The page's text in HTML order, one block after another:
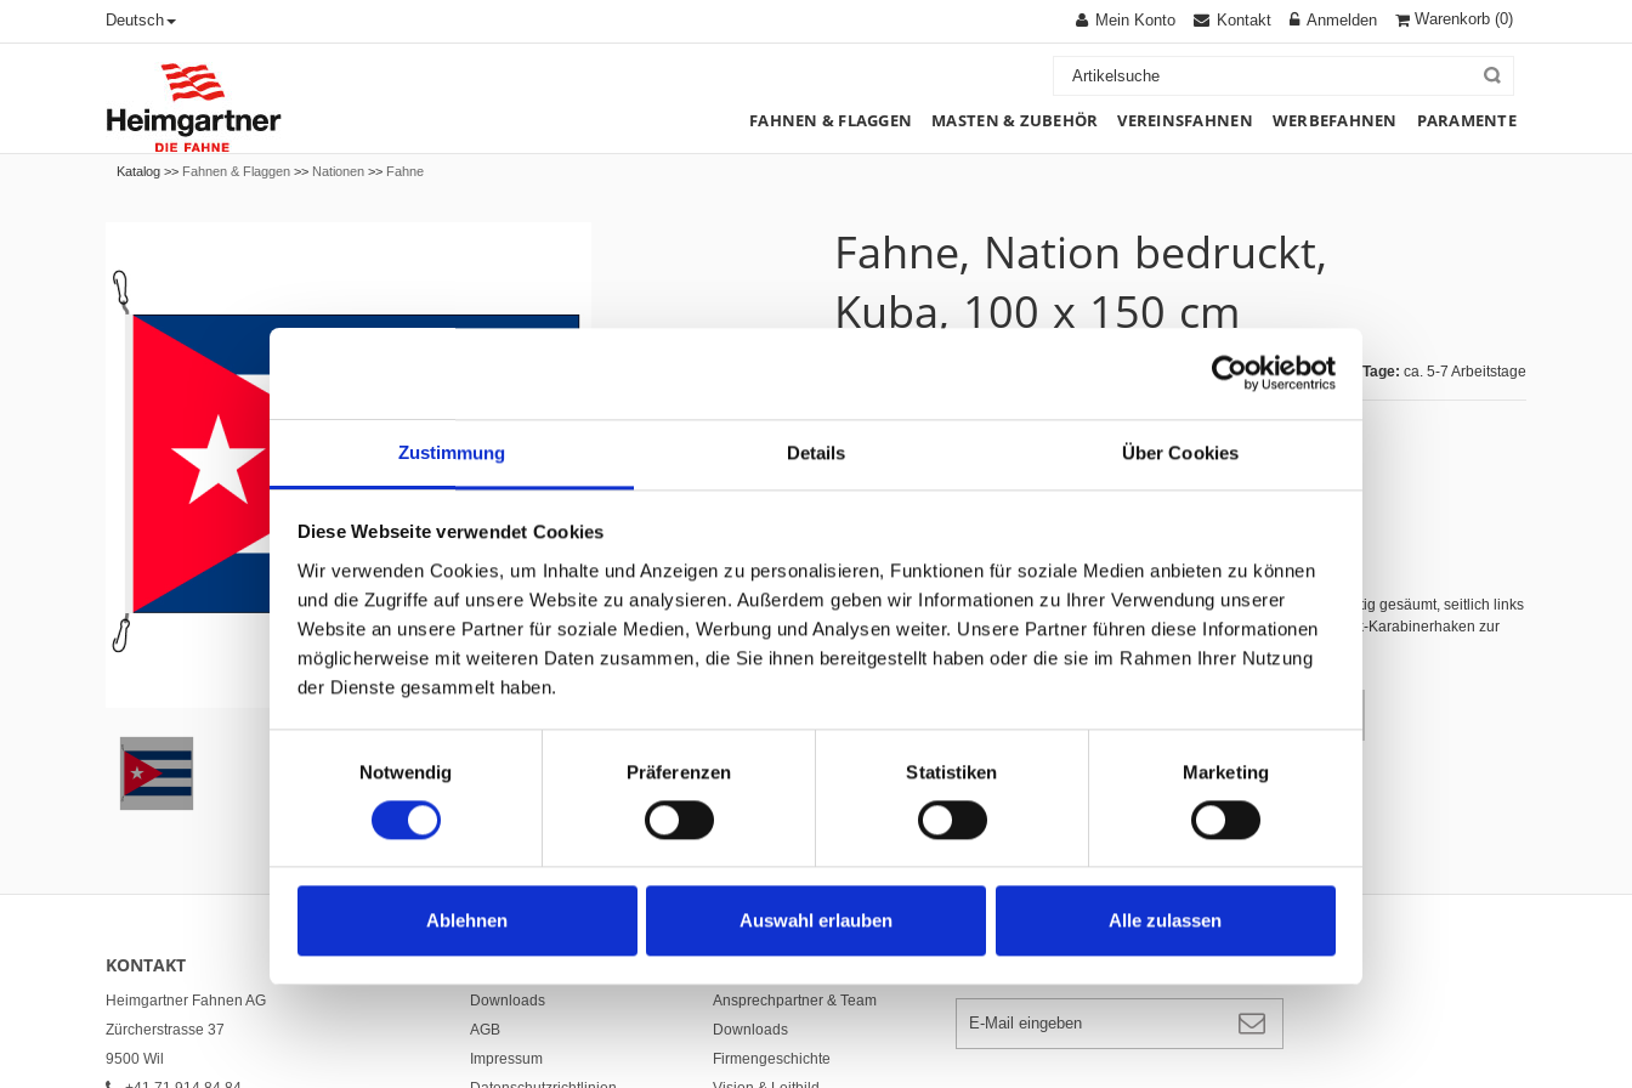
Zustimmung Details Über Cookies
Diese Webseite verwendet Cookies
Wir verwenden Cookies, um Inhalte und Anzeigen zu personalisieren, Funktionen für soziale Medien anbieten zu können
und die Zugriffe auf unsere Website zu analysieren. Außerdem geben wir Informationen zu Ihrer Verwendung unserer
Website an unsere Partner für soziale Medien, Werbung und Analysen weiter. Unsere Partner führen diese Informationen
möglicherweise mit weiteren Daten zusammen, die Sie ihnen bereitgestellt haben oder die sie im Rahmen Ihrer Nutzung
der Dienste gesammelt haben.
Notwendig
Präferenzen Statistiken Marketing
Ablehnen Auswahl erlauben Alle zulassen
Deutsch Warenkorb (0)
Mein Konto Kontakt Anmelden
FAHNEN & FLAGGEN MASTEN & ZUBEHÖR VEREINSFAHNEN WERBEFAHNEN PARAMENTE
Katalog >> Fahnen & Flaggen >> Nationen >> Fahne
Hover to zoom
Fahne, Nation bedruckt,
Kuba, 100 x 150 cm
Lieferzeit Tage: ca. 5-7 Arbeitstage
97.50 CHF
Art.Nr: A000982
1300.SDS100CUB
Aus Polyesterstoff 160/165 gr./m2​, schwer entflammbar nach DIN 4102 B1, 3-seitig gesäumt, seitlich links
mit Gurte, Seil und rostfreien Karabinerhaken (INOX), dazwischen weisse Plastik-Karabinerhaken zur
Seilführung, Rückseite Spiegelbild.
KONTAKT
Heimgartner Fahnen AG
Zürcherstrasse 37
9500 Wil
LINKS
Downloads
AGB
Impressum
UNTERNEHMEN
Ansprechpartner & Team
Downloads
Firmengeschichte
NEWSLETTER ANMELDEN